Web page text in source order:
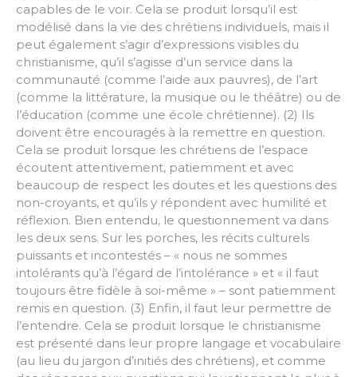
capables de le voir. Cela se produit lorsqu’il est
modélisé dans la vie des chrétiens individuels, mais il
peut également s’agir d’expressions visibles du
christianisme, qu’il s’agisse d’un service dans la
communauté (comme l’aide aux pauvres), de l’art
(comme la littérature, la musique ou le théâtre) ou de
l’éducation (comme une école chrétienne). (2) Ils
doivent être encouragés à la remettre en question.
Cela se produit lorsque les chrétiens de l’espace
écoutent attentivement, patiemment et avec
beaucoup de respect les doutes et les questions des
non-croyants, et qu’ils y répondent avec humilité et
réflexion. Bien entendu, le questionnement va dans
les deux sens. Sur les porches, les récits culturels
puissants et incontestés – « nous ne sommes
intolérants qu’à l’égard de l’intolérance » et « il faut
toujours être fidèle à soi-même » – sont patiemment
remis en question. (3) Enfin, il faut leur permettre de
l’entendre. Cela se produit lorsque le christianisme
est présenté dans leur propre langage et vocabulaire
(au lieu du jargon d’initiés des chrétiens), et comme